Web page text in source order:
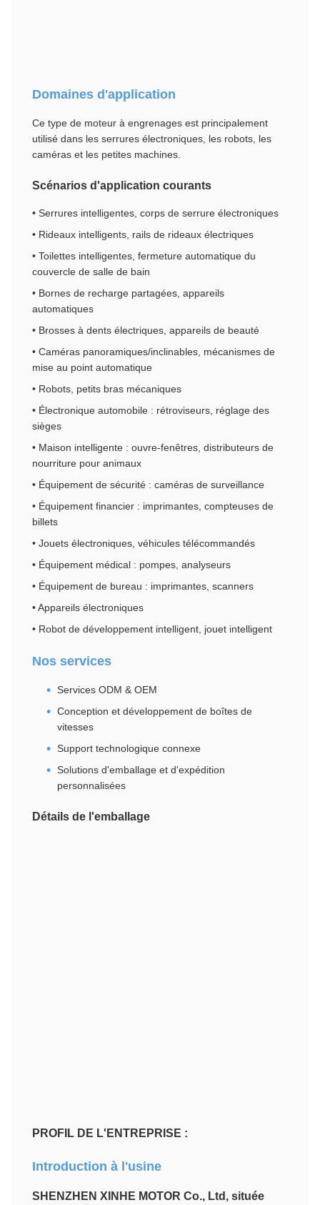
Domaines d'application
Ce type de moteur à engrenages est principalement
utilisé dans les serrures électroniques, les robots, les
caméras et les petites machines.
Scénarios d'application courants
• Serrures intelligentes, corps de serrure électroniques
• Rideaux intelligents, rails de rideaux électriques
• Toilettes intelligentes, fermeture automatique du
couvercle de salle de bain
• Bornes de recharge partagées, appareils
automatiques
• Brosses à dents électriques, appareils de beauté
• Caméras panoramiques/inclinables, mécanismes de
mise au point automatique
• Robots, petits bras mécaniques
• Électronique automobile : rétroviseurs, réglage des
sièges
• Maison intelligente : ouvre-fenêtres, distributeurs de
nourriture pour animaux
• Équipement de sécurité : caméras de surveillance
• Équipement financier : imprimantes, compteuses de
billets
• Jouets électroniques, véhicules télécommandés
• Équipement médical : pompes, analyseurs
• Équipement de bureau : imprimantes, scanners
• Appareils électroniques
• Robot de développement intelligent, jouet intelligent
Nos services
Services ODM & OEM
Conception et développement de boîtes de
vitesses
Support technologique connexe
Solutions d'emballage et d'expédition
personnalisées
Détails de l'emballage
PROFIL DE L'ENTREPRISE :
Introduction à l'usine
SHENZHEN XINHE MOTOR Co., Ltd, située